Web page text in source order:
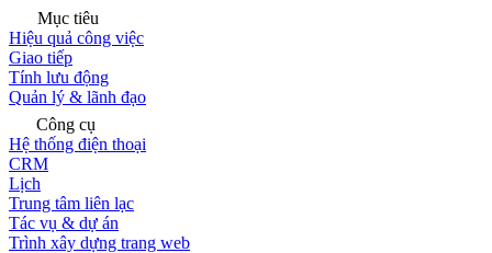
Mục tiêu
Hiệu quả công việc
Giao tiếp
Tính lưu động
Quản lý & lãnh đạo
Công cụ
Hệ thống điện thoại
CRM
Lịch
Trung tâm liên lạc
Tác vụ & dự án
Trình xây dựng trang web